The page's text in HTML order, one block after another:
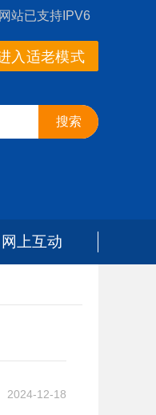
网站已支持IPV6
入适老模式
网上互动
2024-12-18